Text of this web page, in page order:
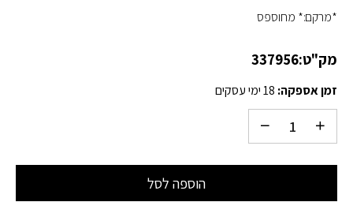
*מרקם:* מחוספס
מק"ט:337956
זמן אספקה: 18 ימי עסקים
הוספה לסל